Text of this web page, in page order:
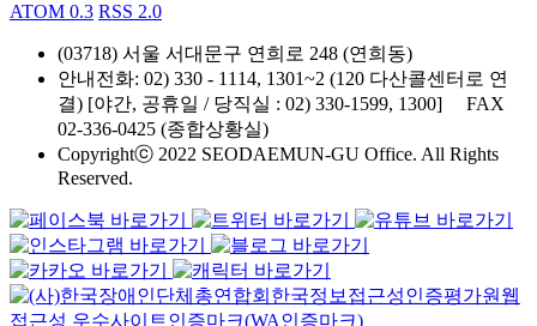
ATOM 0.3 RSS 2.0
(03718) 서울 서대문구 연희로 248 (연희동)
안내전화: 02) 330 - 1114, 1301~2 (120 다산콜센터로 연
결) [야간, 공휴일 / 당직실 : 02) 330-1599, 1300] FAX
02-336-0425 (종합상황실)
Copyrightⓒ 2022 SEODAEMUN-GU Office. All Rights
Reserved.